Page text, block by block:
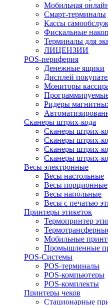
Мобильная
Смарт-терминалы
Кассы
Фискальные
Терминалы для
ЛИЦЕНЗИИ
POS-периферия
Денежные ящики
Дисплей
Мониторы
Ридеры
Сканеры штрих-кода
Сканеры штрих-
Сканеры штрих-
Сканеры штрих-
Сканеры штрих-
Весы электронные
Весы настольные
Весы порционные
Весы напольные
Весы с печатью
Принтеры этикеток
Термопринтер
Мобильные
Промышленные
POS-Системы
POS-терминалы
POS-компьютеры
POS-комплекты
Принтеры чеков
Стационарные